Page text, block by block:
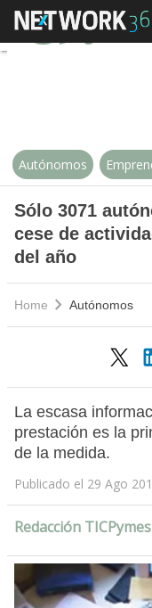
Autónomos
Sólo 3071
cese de
del año
Home Autónomos
La escasa
prestación es la
de la medida.
Publicado el 29 Ago
Redacción TICPymes